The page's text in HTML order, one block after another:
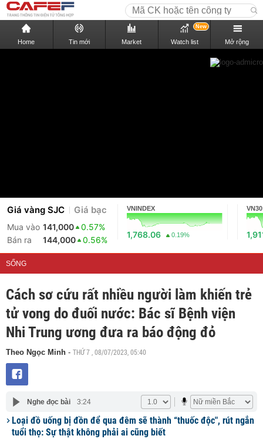
Home Tin mới Market Watch list
New
Mở rộng
Giá vàng SJC Giá bạc
Mua vào 141,000
0.57%
Bán ra
144,000 0.56%
VNINDEX
1,768.06 0.19%
VN30
SỐNG
Cách sơ cứu rất nhiều người làm khiến trẻ
tử vong do đuối nước: Bác sĩ Bệnh viện
Nhi Trung ương đưa ra báo động đỏ
Theo Ngọc Minh - THỨ 7 , 08/07/2023, 05:40
Nghe đọc bài 3:24
Loại đồ uống bị đồn để qua đêm sẽ thành “thuốc độc", rút ngắn
tuổi thọ: Sự thật không phải ai cũng biết